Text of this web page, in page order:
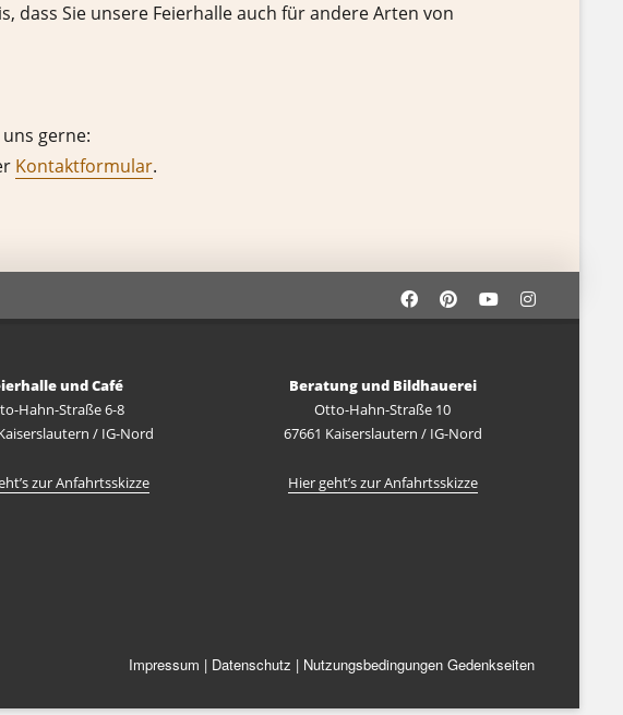
dass Sie unsere Feierhalle auch für andere Arten von
gerne:
Kontaktformular.
und Café
Hahn-Straße 6-8
/ IG-Nord
zur Anfahrtsskizze
Beratung und Bildhauerei
Otto-Hahn-Straße 10
67661 Kaiserslautern / IG-Nord
Hier geht’s zur Anfahrtsskizze
Impressum | Datenschutz | Nutzungsbedingungen Gedenkseiten